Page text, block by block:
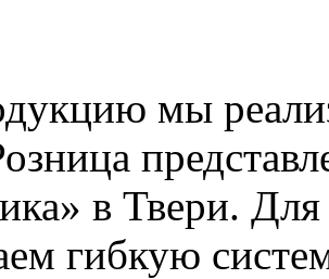
мы
в Твери.
гибкую